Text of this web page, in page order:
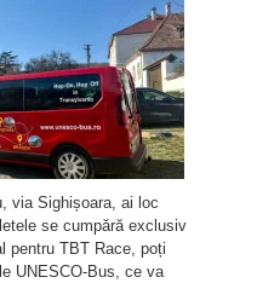
via Sighișoara, ai loc
se cumpără exclusiv
pentru TBT Race, poți
UNESCO-Bus, ce va